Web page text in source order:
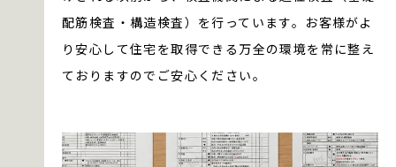
配筋検査・構造検査）を行っています。お客様がよ
り安心して住宅を取得できる万全の環境を常に整え
ておりますのでご安心ください。